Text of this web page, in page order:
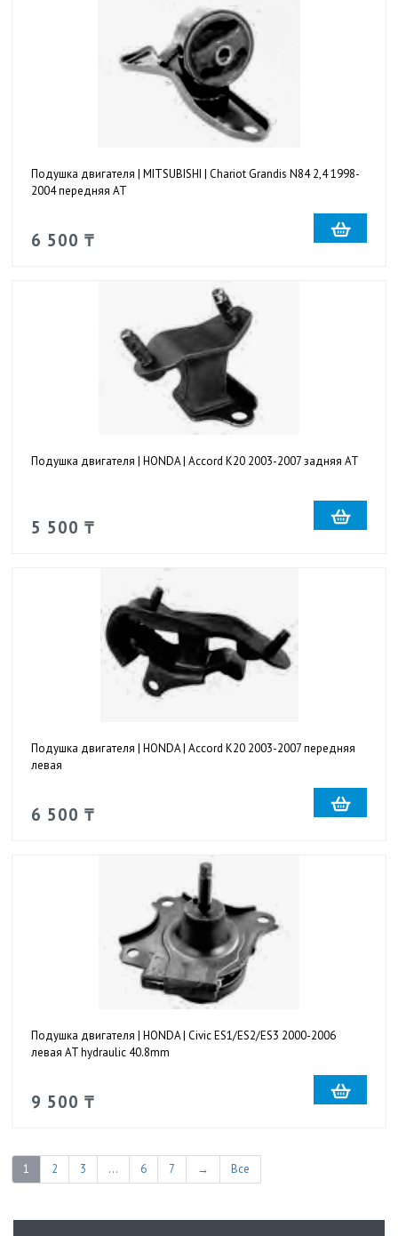
Подушка двигателя | MITSUBISHI | Chariot Grandis N84 2,4 1998-
2004 передняя AT
6 500 ₸
Подушка двигателя | HONDA | Accord K20 2003-2007 задняя AT
5 500 ₸
Подушка двигателя | HONDA | Accord K20 2003-2007 передняя
левая
6 500 ₸
Подушка двигателя | HONDA | Civic ES1/ES2/ES3 2000-2006
левая AT hydraulic 40.8mm
9 500 ₸
1 2 3 ... 6 7 → Все